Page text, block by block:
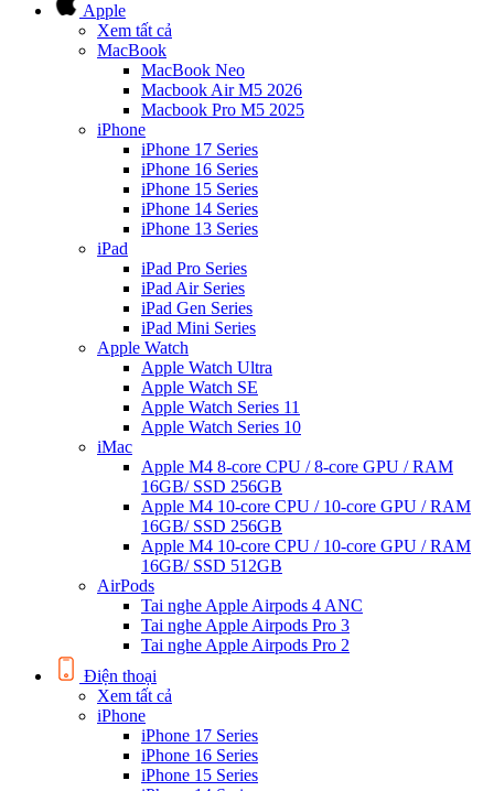
Apple
Xem tất cả
MacBook
MacBook Neo
Macbook Air M5 2026
Macbook Pro M5 2025
iPhone
iPhone 17 Series
iPhone 16 Series
iPhone 15 Series
iPhone 14 Series
iPhone 13 Series
iPad
iPad Pro Series
iPad Air Series
iPad Gen Series
iPad Mini Series
Apple Watch
Apple Watch Ultra
Apple Watch SE
Apple Watch Series 11
Apple Watch Series 10
iMac
Apple M4 8-core CPU / 8-core GPU / RAM
16GB/ SSD 256GB
Apple M4 10-core CPU / 10-core GPU / RAM
16GB/ SSD 256GB
Apple M4 10-core CPU / 10-core GPU / RAM
16GB/ SSD 512GB
AirPods
Tai nghe Apple Airpods 4 ANC
Tai nghe Apple Airpods Pro 3
Tai nghe Apple Airpods Pro 2
Điện thoại
Xem tất cả
iPhone
iPhone 17 Series
iPhone 16 Series
iPhone 15 Series